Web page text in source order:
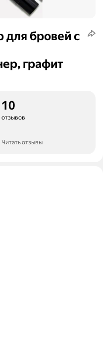
для бровей с
графит
10
отзывов
Читать отзывы